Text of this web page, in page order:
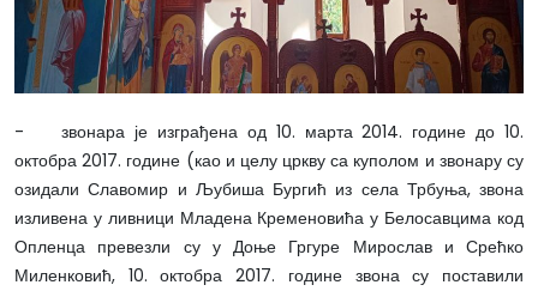
- звонара је изграђена од 10. марта 2014. године до 10.
октобра 2017. године (као и целу цркву са куполом и звонару су
озидали Славомир и Љубиша Бургић из села Трбуња, звона
изливена у ливници Младена Кременовића у Белосавцима код
Опленца превезли су у Доње Гргуре Мирослав и Срећко
Миленковић, 10. октобра 2017. године звона су поставили